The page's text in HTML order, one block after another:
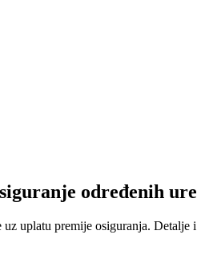
određenih
uplatu premije osiguranja.